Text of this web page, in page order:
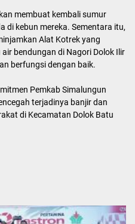
membuat kembali sumur
di kebun mereka. Sementara itu,
Alat Kotrek yang
bendungan di Nagori Dolok Ilir
berfungsi dengan baik.
Pemkab Simalungun
terjadinya banjir dan
di Kecamatan Dolok Batu